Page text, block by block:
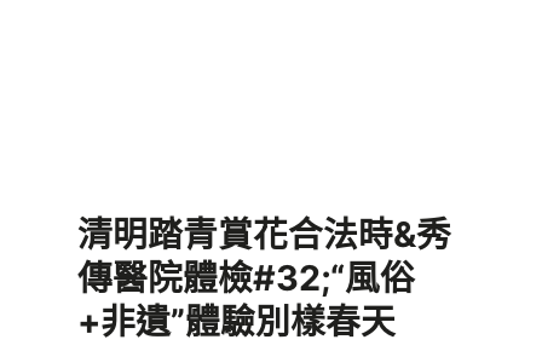
清明踏青賞花合法時&秀
傳醫院體檢#32;“風俗
+非遺”體驗別樣春天